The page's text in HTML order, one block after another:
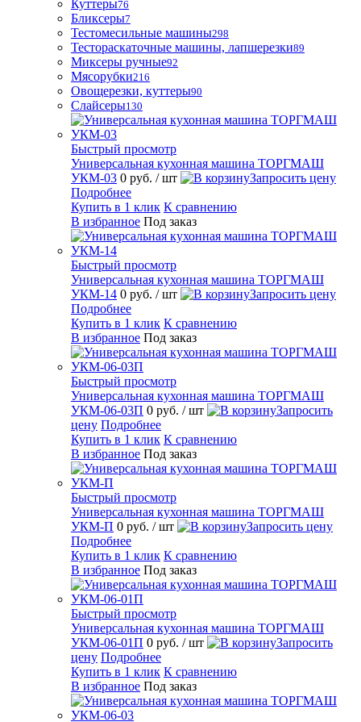
Куттеры76
Бликсеры7
Тестомесильные машины298
Тестораскаточные машины, лапшерезки89
Миксеры ручные92
Мясорубки216
Овощерезки, куттеры90
Слайсеры130
Быстрый просмотр
Универсальная кухонная машина ТОРГМАШ
УКМ-03 0 руб. / шт
Запросить цену
Подробнее
Купить в 1 клик К сравнению
В избранное Под заказ
Быстрый просмотр
Универсальная кухонная машина ТОРГМАШ
УКМ-14 0 руб. / шт
Запросить цену
Подробнее
Купить в 1 клик К сравнению
В избранное Под заказ
Быстрый просмотр
Универсальная кухонная машина ТОРГМАШ
УКМ-06-03П 0 руб. / шт
Запросить
цену Подробнее
Купить в 1 клик К сравнению
В избранное Под заказ
Быстрый просмотр
Универсальная кухонная машина ТОРГМАШ
УКМ-П 0 руб. / шт
Запросить цену
Подробнее
Купить в 1 клик К сравнению
В избранное Под заказ
Быстрый просмотр
Универсальная кухонная машина ТОРГМАШ
УКМ-06-01П 0 руб. / шт
Запросить
цену Подробнее
Купить в 1 клик К сравнению
В избранное Под заказ